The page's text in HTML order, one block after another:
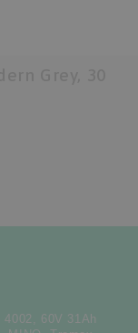
4002 , 60V 31Ah